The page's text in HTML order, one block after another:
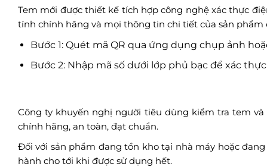
Tem mới được thiết kế tích hợp công nghệ xác thực
tính chính hãng và mọi thông tin chi tiết của sản phẩm
Bước 1: Quét mã QR qua ứng dụng chụp ảnh
Bước 2: Nhập mã số dưới lớp phủ bạc để xác
Công ty khuyến nghị người tiêu dùng kiểm tra tem
chính hãng, an toàn, đạt chuẩn.
Đối với sản phẩm đang tồn kho tại nhà máy hoặc
hành cho tới khi được sử dụng hết.